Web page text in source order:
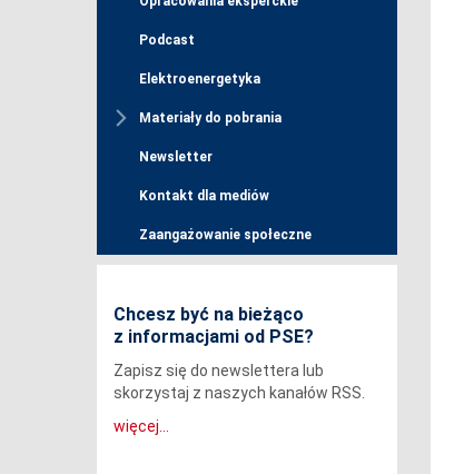
Podcast
Elektroenergetyka
Materiały do pobrania
Newsletter
Kontakt dla mediów
Zaangażowanie społeczne
Chcesz być na bieżąco
z informacjami od PSE?
Zapisz się do newslettera lub
skorzystaj z naszych kanałów RSS.
więcej...